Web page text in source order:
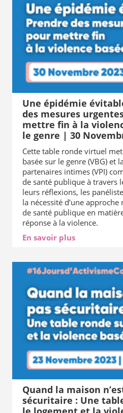
Une épidémie
des mesures
mettre fin à la
le genre | 30
Cette table ronde virtuel
basée sur le genre (VBG) et
partenaires intimes (VPI)
de santé publique à travers
leurs réflexions, les
la nécessité d’une
de santé publique en
réponse à la violence.
En savoir plus
Quand la maison
sécuritaire : Une